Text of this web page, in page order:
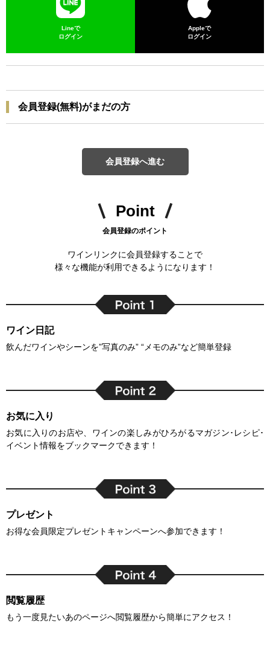
Lineで
ログイン
Appleで
ログイン
会員登録(無料)がまだの方
会員登録へ進む
Point
会員登録のポイント
ワインリンクに会員登録することで
様々な機能が利用できるようになります！
ワイン日記
飲んだワインやシーンを”写真のみ” “メモのみ”など簡単登録
お気に入り
お気に入りのお店や、ワインの楽しみがひろがるマガジン･レシピ･
イベント情報をブックマークできます！
プレゼント
お得な会員限定プレゼントキャンペーンへ参加できます！
閲覧履歴
もう一度見たいあのページへ閲覧履歴から簡単にアクセス！